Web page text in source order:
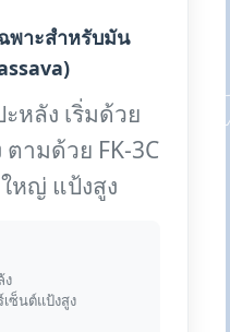
ฉพาะสำหรับมัน
หลัง เริ่มด้วย
ตามด้วย FK-3C
หญ่ แป้งสูง
ง
เซ็นต์แป้งสูง